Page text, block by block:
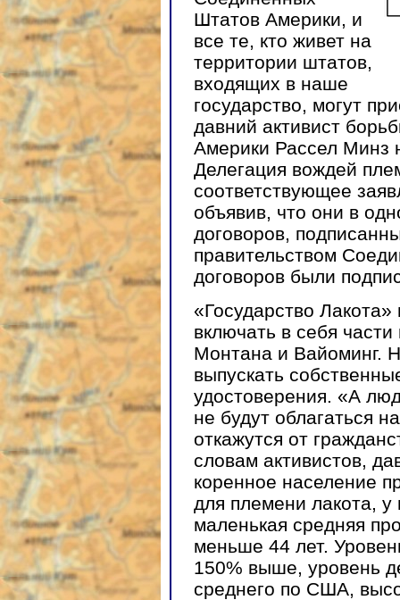
Штатов Америки, и
все те, кто живет на
территории штатов,
входящих в наше
государство, могут
давний активист
Америки Рассел Минз
Делегация вождей
соответствующее
объявив, что они в
договоров,
правительством
договоров были
«Государство
включать в себя
Монтана и Вайоминг.
выпускать
удостоверения. «А
не будут облагаться
откажутся от
словам активистов,
коренное население
для племени лакота, у
маленькая средняя
меньше 44 лет.
150% выше, уровень
среднего по США,